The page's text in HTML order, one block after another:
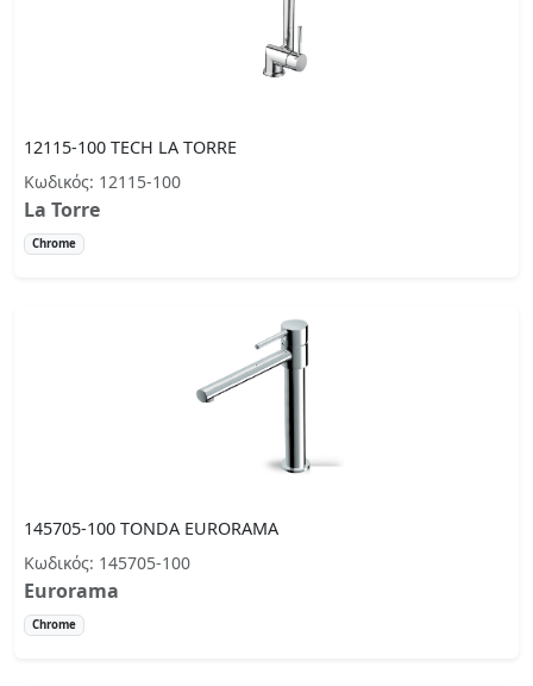
12115-100 TECH LA TORRE
Κωδικός: 12115-100
La Torre
Chrome
145705-100 TONDA EURORAMA
Κωδικός: 145705-100
Eurorama
Chrome